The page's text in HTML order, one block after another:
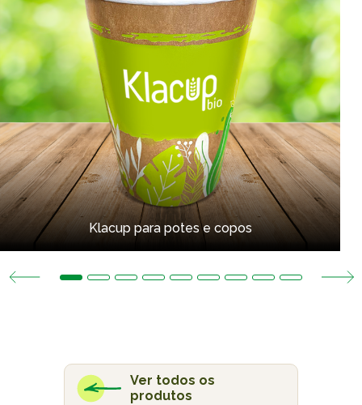
Klacup para potes e copos
Ver todos os
produtos